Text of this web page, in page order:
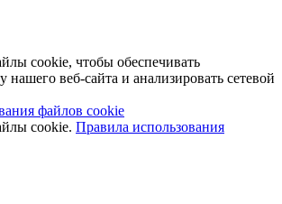
cookie, чтобы обеспечивать
нашего веб-сайта и анализировать сетевой
файлов cookie
cookie. Правила использования